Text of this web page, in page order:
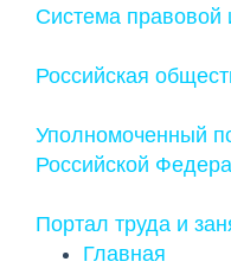
Cистема
Российская
Уполномоченный
Российской
Портал труда и
Главная